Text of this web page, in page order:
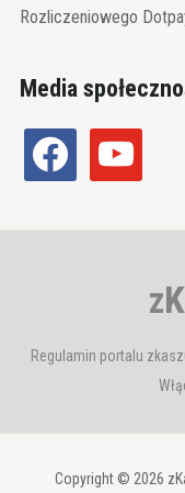
Rozliczeniowego
Media
facebook youtube
Regulamin portalu
Copyright © 2026